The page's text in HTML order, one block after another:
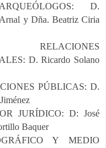
D.
y Dña. Beatriz Ciria
D. Ricardo Solano
PÚBLICAS: D.
JURÍDICO: D: José
Baquer
Y MEDIO